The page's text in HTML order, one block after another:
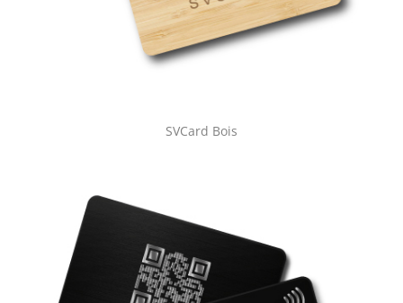
SVCard Bois